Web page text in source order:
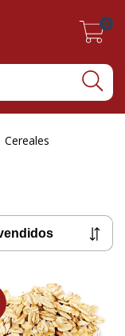
0
Cereales